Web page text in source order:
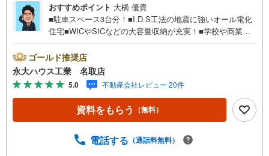
おすすめポイント 大橋 優貴
■駐車スペース3台分！■I.D.S工法の地震に強いオール電化
住宅■WICやSICなどの大容量収納が充実！■学校や商業施
宮城県内の多数店舗で展開中！こちらでは当社の強みを大
きく2つに分けてご紹介！1.＜豊富な不動産知識＞戸建・マ
ンション・土地…と種別を問わず不動産を取り扱っており
ます。さらに教育施設や商業施設、子育て環境や行政など
の地域情報を総合し、お客様により良い物件選びをしてい
ただけるよう、しっかりとサポートさせていただきます。
っ越し】【リフォーム】など住宅に関する様々なご相談は
ゴールド推奨店
永大ハウス工業 名取店
5.0 不動産会社レビュー 20件
資料をもらう （無料）
電話する （通話料無料）